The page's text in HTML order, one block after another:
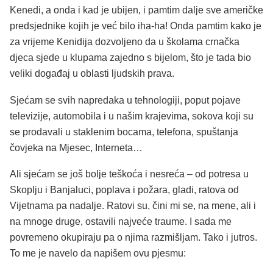
Kenedi, a onda i kad je ubijen, i pamtim dalje sve američke
predsjednike kojih je već bilo iha-ha! Onda pamtim kako je
za vrijeme Kenidija dozvoljeno da u školama crnačka
djeca sjede u klupama zajedno s bijelom, što je tada bio
veliki događaj u oblasti ljudskih prava.
Sjećam se svih napredaka u tehnologiji, poput pojave
televizije, automobila i u našim krajevima, sokova koji su
se prodavali u staklenim bocama, telefona, spuštanja
čovjeka na Mjesec, Interneta…
Ali sjećam se još bolje teškoća i nesreća – od potresa u
Skoplju i Banjaluci, poplava i požara, gladi, ratova od
Vijetnama pa nadalje. Ratovi su, čini mi se, na mene, ali i
na mnoge druge, ostavili najveće traume. I sada me
povremeno okupiraju pa o njima razmišljam. Tako i jutros.
To me je navelo da napišem ovu pjesmu: